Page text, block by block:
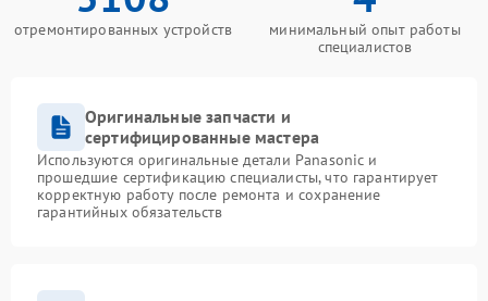
отремонтированных устройств
минимальный опыт работы
специалистов
Оригинальные запчасти и
сертифицированные мастера
Используются оригинальные детали Panasonic и
прошедшие сертификацию специалисты, что гарантирует
корректную работу после ремонта и сохранение
гарантийных обязательств